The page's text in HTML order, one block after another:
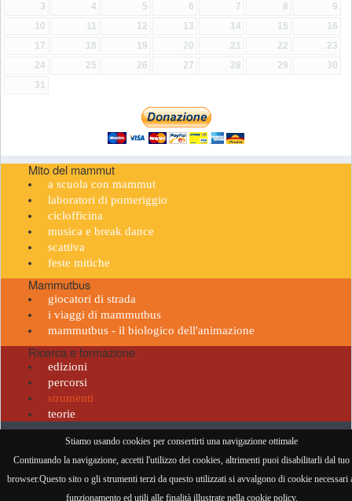
Stiamo usando cookies per consertirti una navigazione ottimale
Continuando la navigazione, accetti l'utilizzo dei cookies, altrimenti puoi disabilitarli dal tuo
browser.Questo sito o gli strumenti terzi da questo utilizzati si avvalgono di cookie necessari
funzionamento ed utili alle finalità illustrate nella cookie policy.
3
4 5 6 7 8
9
10
11 12 13 14 15
16
17
18 19 20 21 22
23
24
25 26 27 28 29
30
31
Mito del mammut
a scuola con mammut
laboratori di pomeriggio
ciclofficina
musica e break dance
scattiva
feste mitiche
Mammutbus
giocatori di strada
i viaggi di mammutbus
mammutbus - il biologico dell'animazione
Ricerca e formazione
edizioni
percorsi
strumenti
teorie
Il Barrito del Mammut • PI 06239421214 • privacy policy cookie policy mail